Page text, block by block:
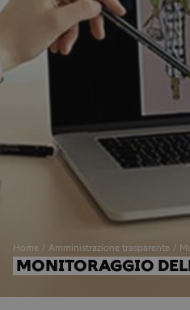
Home Amministrazione trasparente
MONITORAGGIO